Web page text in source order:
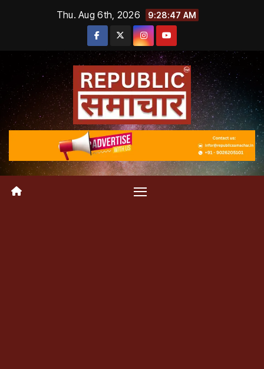
Thu. Aug 6th, 2026 9:28:48 AM